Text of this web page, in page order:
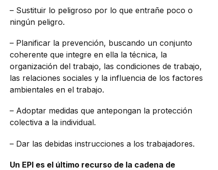
– Sustituir lo peligroso por lo que entrañe poco o
ningún peligro.
– Planificar la prevención, buscando un conjunto
coherente que integre en ella la técnica, la
organización del trabajo, las condiciones de trabajo,
las relaciones sociales y la influencia de los factores
ambientales en el trabajo.
– Adoptar medidas que antepongan la protección
colectiva a la individual.
– Dar las debidas instrucciones a los trabajadores.
Un EPI es el último recurso de la cadena de